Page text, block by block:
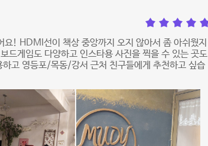
! HDMI선이 책상 중앙까지 오지 않아서 좀 아쉬웠지
드게임도 다양하고 인스타용 사진을 찍을 수 있는 곳도
고 영등포/목동/강서 근처 친구들에게 추천하고 싶습